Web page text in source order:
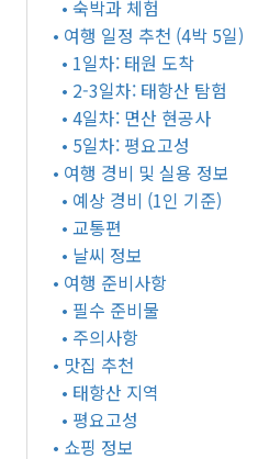
• 숙박과 체험
• 여행 일정 추천 (4박 5일)
• 1일차: 태원 도착
• 2-3일차: 태항산 탐험
• 4일차: 면산 현공사
• 5일차: 평요고성
• 여행 경비 및 실용 정보
• 예상 경비 (1인 기준)
• 교통편
• 날씨 정보
• 여행 준비사항
• 필수 준비물
• 주의사항
• 맛집 추천
• 태항산 지역
• 평요고성
• 쇼핑 정보